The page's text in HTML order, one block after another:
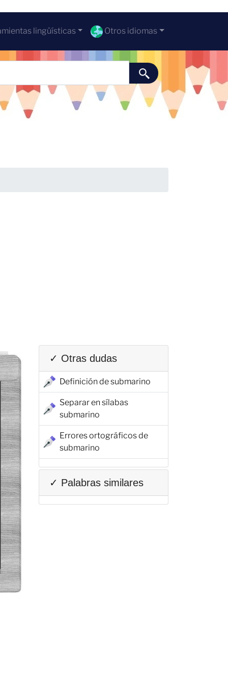
lingüísticas Otros idiomas
✓ Otras dudas
Definición de submarino
Separar en sílabas
submarino
Errores ortográficos de
submarino
✓ Palabras similares